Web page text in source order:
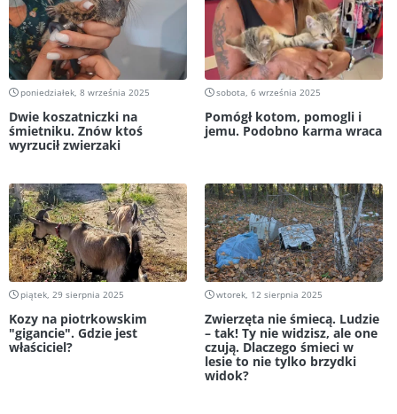
poniedziałek, 8 września 2025
Dwie koszatniczki na
śmietniku. Znów ktoś
wyrzucił zwierzaki
sobota, 6 września 2025
Pomógł kotom, pomogli i
jemu. Podobno karma wraca
piątek, 29 sierpnia 2025
Kozy na piotrkowskim
"gigancie". Gdzie jest
właściciel?
wtorek, 12 sierpnia 2025
Zwierzęta nie śmiecą. Ludzie
– tak! Ty nie widzisz, ale one
czują. Dlaczego śmieci w
lesie to nie tylko brzydki
widok?